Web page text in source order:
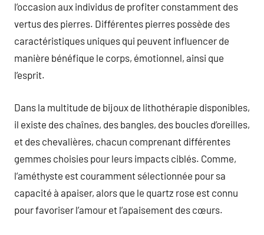
l’occasion aux individus de profiter constamment des
vertus des pierres. Différentes pierres possède des
caractéristiques uniques qui peuvent influencer de
manière bénéfique le corps, émotionnel, ainsi que
l’esprit.
Dans la multitude de bijoux de lithothérapie disponibles,
il existe des chaînes, des bangles, des boucles d’oreilles,
et des chevalières, chacun comprenant différentes
gemmes choisies pour leurs impacts ciblés. Comme,
l’améthyste est couramment sélectionnée pour sa
capacité à apaiser, alors que le quartz rose est connu
pour favoriser l’amour et l’apaisement des cœurs.